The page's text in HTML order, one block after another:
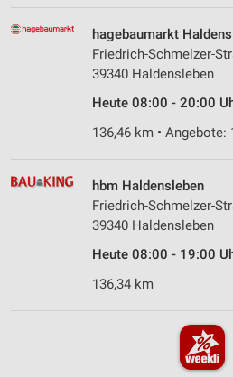
hagebaumarkt
Friedrich-Schmelzer-
39340 Haldensleben
Heute 08:00 - 20:00
136,46 km • Angebote:
hbm Haldensleben
Friedrich-Schmelzer-
39340 Haldensleben
Heute 08:00 - 19:00
136,34 km